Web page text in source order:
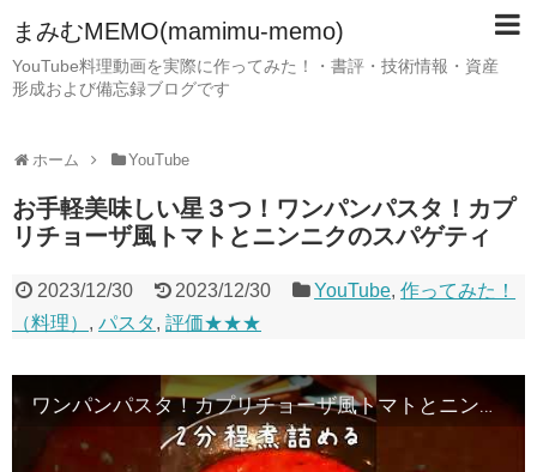
まみむMEMO(mamimu-memo)
YouTube料理動画を実際に作ってみた！・書評・技術情報・資産
形成および備忘録ブログです
ホーム YouTube
お手軽美味しい星３つ！ワンパンパスタ！カプ
リチョーザ風トマトとニンニクのスパゲティ
2023/12/30 2023/12/30 YouTube,作ってみた！
（料理） , パスタ, 評価★★★
ワンパンパスタ！カプリチョーザ風トマトとニンニクのスパゲッティ！フライパン1つで再現 #shorts